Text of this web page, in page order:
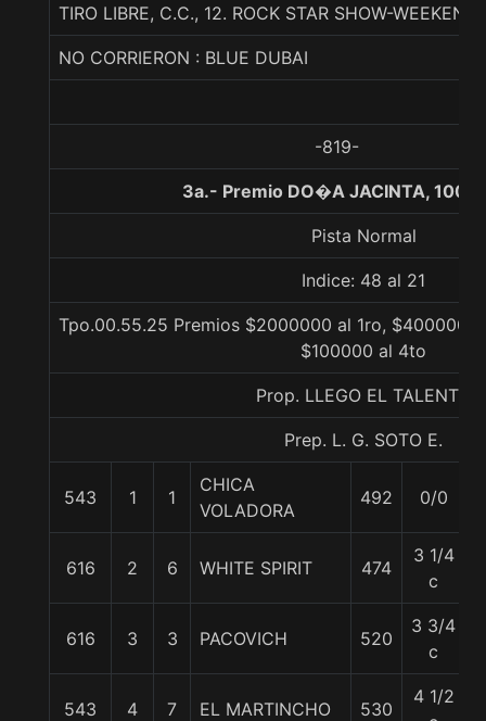
TIRO LIBRE, C.C., 12. ROCK STAR SHOW-
NO CORRIERON : BLUE DUBAI
-819-
3a.- Premio DO�A JACINTA, 1000
Pista Normal
Indice: 48 al 21
Tpo.00.55.25 Premios $2000000 al 1ro, $400000
$100000 al 4to
Prop. LLEGO EL TALENTO
Prep. L. G. SOTO E.
543 1 1
CHICA
VOLADORA
492 0/0
616 2 6 WHITE SPIRIT 474
3 1/4
c
616 3 3 PACOVICH 520
3 3/4
c
543 4 7 EL MARTINCHO 530
4 1/2